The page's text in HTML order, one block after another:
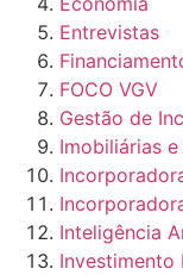
Entrevistas
FOCO VGV
Gestão de
Imobiliárias
Inteligência
Investimento